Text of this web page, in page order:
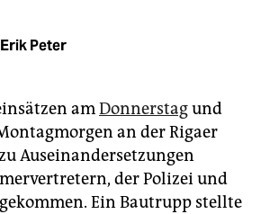
Erik Peter
amDonnerstagund
an der Rigaer
Auseinandersetzungen
der Polizei und
Ein Bautrupp stellte